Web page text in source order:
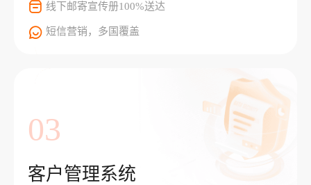
线下邮寄宣传册100%送达
短信营销，多国覆盖
03
客户管理系统